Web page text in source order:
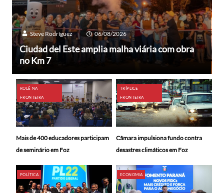
Steve Rodríguez 06/08/2026
Ciudad del Este amplia malha viária com obra
no Km 7
ROLÊ NA
FRONTEIRA
Mais de 400 educadores participam
de seminário em Foz
TRÍPLICE
FRONTEIRA
Câmara impulsiona fundo contra
desastres climáticos em Foz
POLÍTICA ECONOMIA